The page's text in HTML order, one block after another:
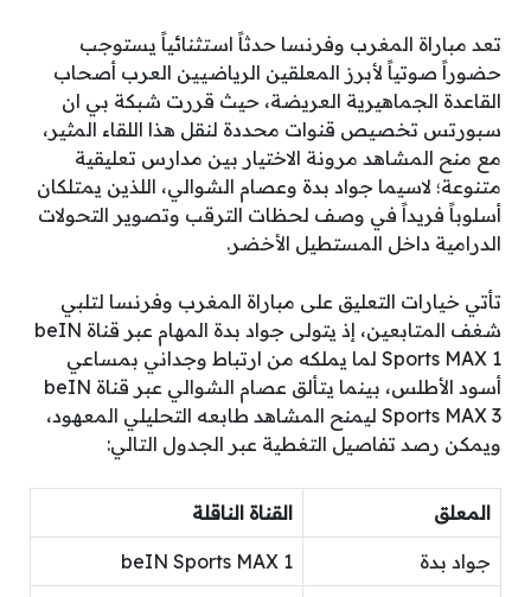
تعد مباراة المغرب وفرنسا حدثاً استثنائياً يستوجب
حضوراً صوتياً لأبرز المعلقين الرياضيين العرب أصحاب
القاعدة الجماهيرية العريضة، حيث قررت شبكة بي ان
سبورتس تخصيص قنوات محددة لنقل هذا اللقاء المثير،
مع منح المشاهد مرونة الاختيار بين مدارس تعليقية
متنوعة؛ لاسيما جواد بدة وعصام الشوالي، اللذين يمتلكان
أسلوباً فريداً في وصف لحظات الترقب وتصوير التحولات
الدرامية داخل المستطيل الأخضر.
تأتي خيارات التعليق على مباراة المغرب وفرنسا لتلبي
شغف المتابعين، إذ يتولى جواد بدة المهام عبر قناة beIN
Sports MAX 1 لما يملكه من ارتباط وجداني بمساعي
أسود الأطلس، بينما يتألق عصام الشوالي عبر قناة beIN
Sports MAX 3 ليمنح المشاهد طابعه التحليلي المعهود،
ويمكن رصد تفاصيل التغطية عبر الجدول التالي:
المعلق القناة الناقلة
جواد بدة beIN Sports MAX 1